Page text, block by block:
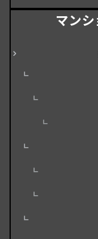
マン